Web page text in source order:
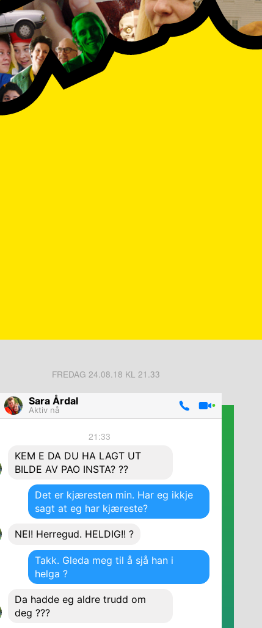
FREDAG 24.08.18 KL 21.33
Sara Årdal
Aktiv nå
21:33
KEM E DA DU HA LAGT UT
BILDE AV PAO INSTA? ??
Det er kjæresten min. Har eg ikkje
sagt at eg har kjæreste?
NEI! Herregud. HELDIG!! ?
Takk. Gleda meg til å sjå han i
helga ?
Da hadde eg aldre trudd om
deg ???